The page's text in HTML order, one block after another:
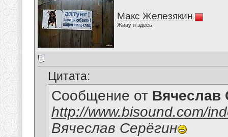
Макс Железякин
Живу я здесь
Цитата:
Сообщение от Вячеслав
http://www.bisound.com/
Вячеслав Серёгин